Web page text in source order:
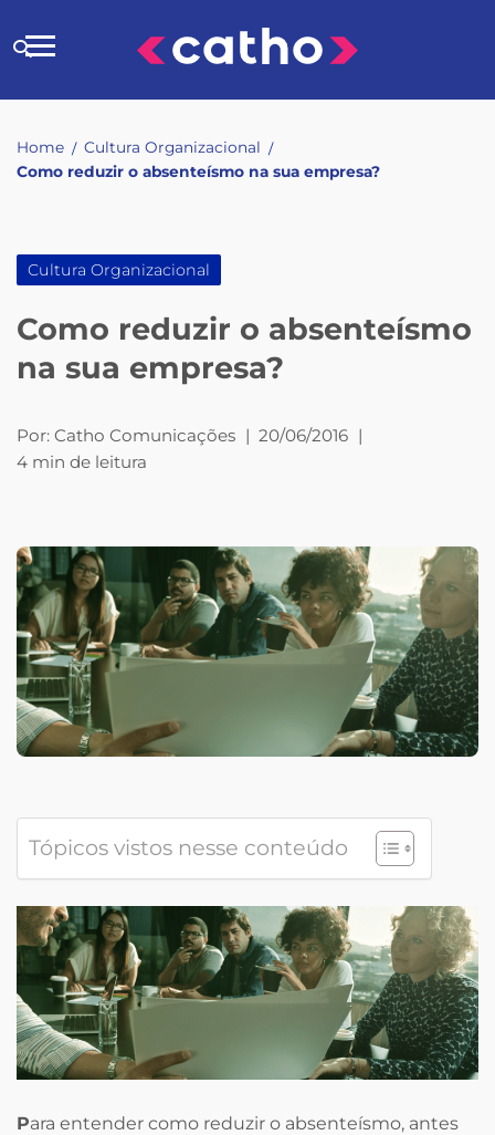
to
Buscar
Home / Cultura Organizacional /
Como reduzir o absenteísmo na sua empresa?
Cultura Organizacional
Como reduzir o absenteísmo
na sua empresa?
Por: Catho Comunicações | 20/06/2016 |
4 min de leitura
Tópicos vistos nesse conteúdo
Para entender como reduzir o absenteísmo, antes